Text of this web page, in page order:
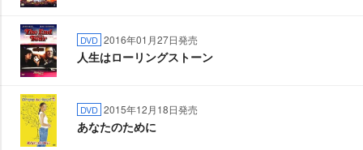
DVD 2016年01月27日発売
人生はローリングストーン
DVD 2015年12月18日発売
あなたのために